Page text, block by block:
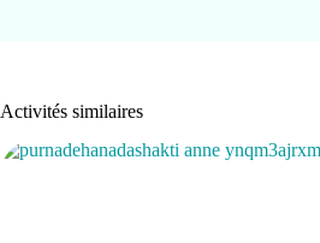
Activités similaires